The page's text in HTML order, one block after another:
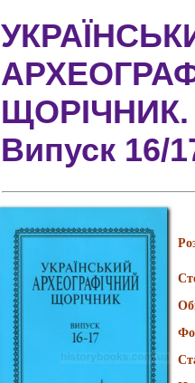
ЩОРІЧНИК.
Випуск 16/